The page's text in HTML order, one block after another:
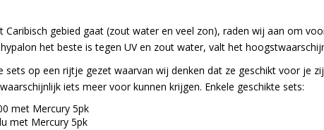
Caribisch gebied gaat (zout water en veel zon), raden wij aan om
het beste is tegen UV en zout water, valt het
sets op een rijtje gezet waarvan wij denken dat ze geschikt voor je
iets meer voor kunnen krijgen. Enkele geschikte sets:
met Mercury 5pk
met Mercury 5pk